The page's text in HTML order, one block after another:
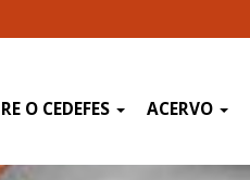
O CEDEFES ACERVO